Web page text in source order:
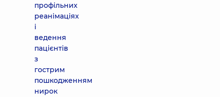
профільних
реанімаціях
і
ведення
пацієнтів
з
гострим
пошкодженням
нирок